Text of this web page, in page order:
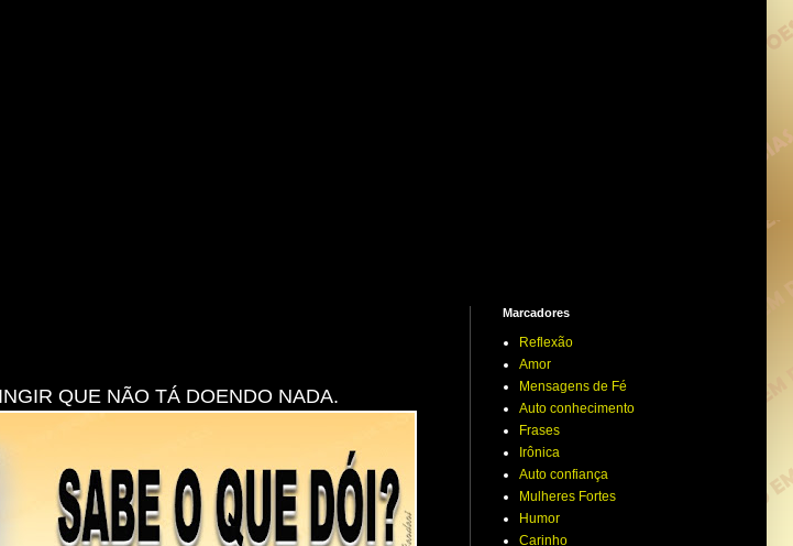
QUE NÃO TÁ DOENDO NADA.
Marcadores
Reflexão
Amor
Mensagens de Fé
Auto conhecimento
Frases
Irônica
Auto confiança
Mulheres Fortes
Humor
Carinho